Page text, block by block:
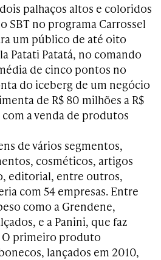
palhaços altos e coloridos
SBT no programa Carrossel
um público de até oito
Patati Patatá, no comando
de cinco pontos no
do iceberg de um negócio
de R$ 80 milhões a R$
a venda de produtos
de vários segmentos,
cosméticos, artigos
editorial, entre outros,
com 54 empresas. Entre
como a Grendene,
e a Panini, que faz
O primeiro produto
lançados em 2010,